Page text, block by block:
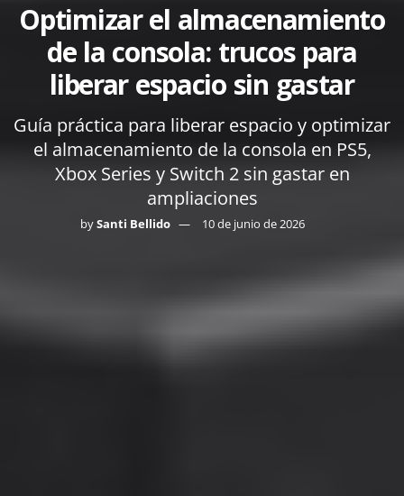
Optimizar el almacenamiento
de la consola: trucos para
liberar espacio sin gastar
Guía práctica para liberar espacio y optimizar
el almacenamiento de la consola en PS5,
Xbox Series y Switch 2 sin gastar en
ampliaciones
bySanti Bellido 10 de junio de 2026